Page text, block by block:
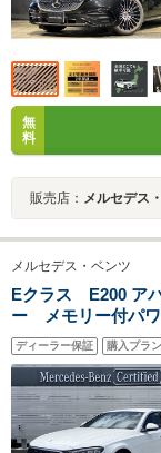
無
料
販売店： メルセデス
メルセデス・ベンツ
Eクラス E200 ア
ー メモリー付パ
メラ レーダーセ
カープレイ・アンド
ディーラー保証 購入プラ